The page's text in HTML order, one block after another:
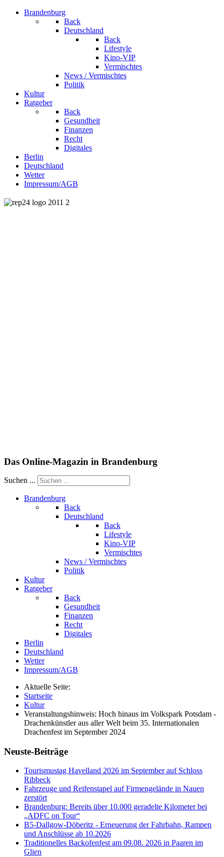
Brandenburg
Back
Deutschland
Back
Lifestyle
Kino-VIP
Vermischtes
News / Vermischtes
Politik
Kultur
Ratgeber
Back
Gesundheit
Finanzen
Recht
Digitales
Berlin
Deutschland
Wetter
Impressum/AGB
Das Online-Magazin in Brandenburg
Suchen ...
Brandenburg
Back
Deutschland
Back
Lifestyle
Kino-VIP
Vermischtes
News / Vermischtes
Politik
Kultur
Ratgeber
Back
Gesundheit
Finanzen
Recht
Digitales
Berlin
Deutschland
Wetter
Impressum/AGB
Aktuelle Seite:
Startseite
Kultur
Veranstaltungshinweis: Hoch hinaus im Volkspark Potsdam -
Drachenkünstler aus aller Welt beim 35. Internationalen
Drachenfest im September 2024
Neuste-Beiträge
Tourismustag Havelland 2026 im September auf Schloss
Ribbeck
Fahrzeuge und Reifenstapel auf Firmengelände in Nauen
zerstört
Brandenburg: Bereits über 10.000 geradelte Kilometer bei
„ADFC on Tour“
B5-Dallgow-Döberitz - Erneuerung der Fahrbahn, Rampen
und Anschlüsse ab 10.2026
Traditionelles Backofenfest am 09.08. 2026 in Paaren im
Glien